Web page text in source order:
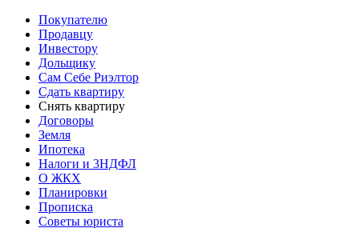
Покупателю
Продавцу
Инвестору
Дольщику
Сам Себе Риэлтор
Сдать квартиру
Снять квартиру
Договоры
Земля
Ипотека
Налоги и 3НДФЛ
О ЖКХ
Планировки
Прописка
Советы юриста